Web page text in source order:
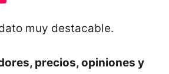
muy destacable.
precios, opiniones y